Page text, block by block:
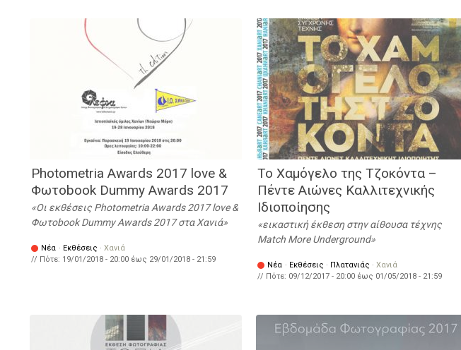
Photometria Awards 2017 love &
Φωτοbook Dummy Awards 2017
Οι εκθέσεις Photometria Awards 2017 love &
Φωτοbook Dummy Awards 2017 στα Χανιά
Νέα · Εκθέσεις · Χανιά
// Πότε: 19/01/2018 - 20:00 έως 29/01/2018 - 21:59
Το Χαμόγελο της Τζοκόντα –
Πέντε Αιώνες Καλλιτεχνικής
Ιδιοποίησης
εικαστική έκθεση στην αίθουσα τέχνης
Match More Underground
Νέα · Εκθέσεις · Πλατανιάς · Χανιά
// Πότε: 09/12/2017 - 20:00 έως 01/05/2018 - 21:59